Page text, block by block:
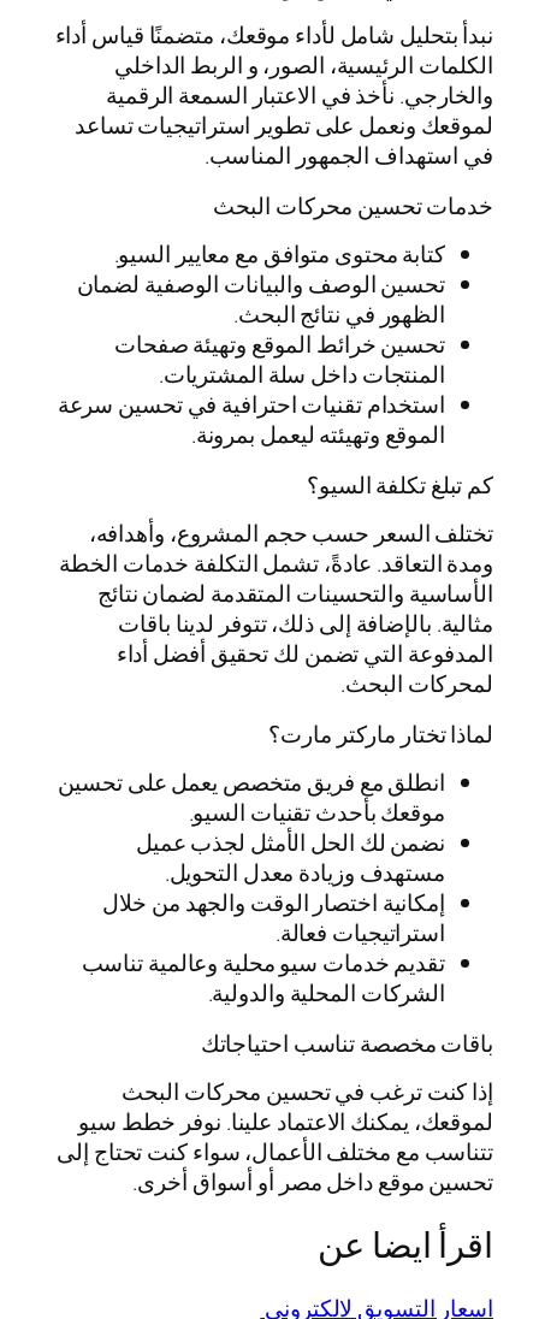
نبدأ بتحليل شامل لأداء موقعك، متضمنًا قياس أداء
الكلمات الرئيسية، الصور، و الربط الداخلي
والخارجي. نأخذ في الاعتبار السمعة الرقمية
لموقعك ونعمل على تطوير استراتيجيات تساعد
في استهداف الجمهور المناسب.
خدمات تحسين محركات البحث
كتابة محتوى متوافق مع معايير السيو.
تحسين الوصف والبيانات الوصفية لضمان
الظهور في نتائج البحث.
تحسين خرائط الموقع وتهيئة صفحات
المنتجات داخل سلة المشتريات.
استخدام تقنيات احترافية في تحسين سرعة
الموقع وتهيئته ليعمل بمرونة.
كم تبلغ تكلفة السيو؟
تختلف السعر حسب حجم المشروع، وأهدافه،
ومدة التعاقد. عادةً، تشمل التكلفة خدمات الخطة
الأساسية والتحسينات المتقدمة لضمان نتائج
مثالية. بالإضافة إلى ذلك، تتوفر لدينا باقات
المدفوعة التي تضمن لك تحقيق أفضل أداء
لمحركات البحث.
لماذا تختار ماركتر مارت؟
انطلق مع فريق متخصص يعمل على تحسين
موقعك بأحدث تقنيات السيو.
نضمن لك الحل الأمثل لجذب عميل
مستهدف وزيادة معدل التحويل.
إمكانية اختصار الوقت والجهد من خلال
استراتيجيات فعالة.
تقديم خدمات سيو محلية وعالمية تناسب
الشركات المحلية والدولية.
باقات مخصصة تناسب احتياجاتك
إذا كنت ترغب في تحسين محركات البحث
لموقعك، يمكنك الاعتماد علينا. نوفر خطط سيو
تتناسب مع مختلف الأعمال، سواء كنت تحتاج إلى
تحسين موقع داخل مصر أو أسواق أخرى.
اقرأ ايضا عن
اسعار التسويق لالكتروني